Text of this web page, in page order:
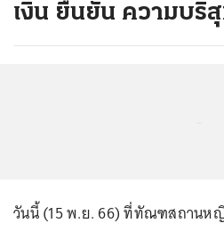
เงิน ยืนยัน ความบริ
วันนี้ (15 พ.ย. 66) ที่ทัณฑสถานห